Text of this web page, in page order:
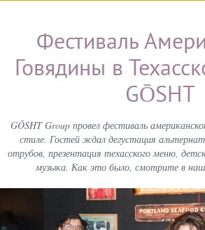
Фестиваль
Говядины в
GŌSHT
GŌSHT Group провел фестиваль
стиле. Гостей ждал дегустация
отрубов, презентация техасского меню,
музыка. Как это было, смотрите в